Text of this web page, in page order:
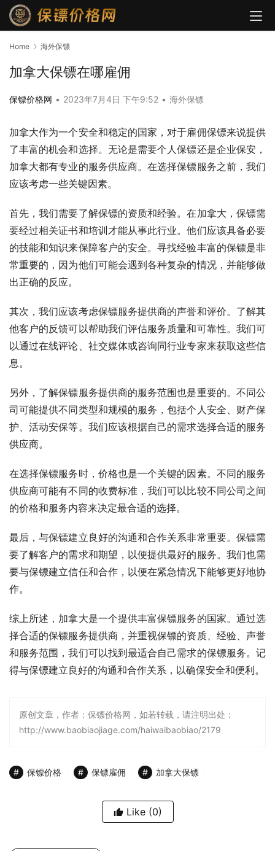
Home 海外保镖
加拿大保镖在哪雇佣
保镖价格网 • 2023年7月4日 下午9:52 • 海外保镖
加拿大作为一个安全和稳定的国家，对于雇佣保镖来说提供
了丰富的机会和选择。无论是需要个人保镖还是企业保安，
加拿大都有专业的服务供应商。在选择保镖服务之前，我们
应该考虑一些关键因素。
首先，我们需要了解保镖的资质和经验。在加拿大，保镖需
要经过相关证书和培训才能从事此行业。他们应该具备必要
的技能和知识来保障客户的安全。寻找经验丰富的保镖是非
常重要的，因为他们可能会遇到各种复杂的情况，并能够做
出正确的反应。
其次，我们应该考虑保镖服务提供商的声誉和评价。了解其
他客户的反馈可以帮助我们评估服务质量和可靠性。我们可
以通过在线评论、社交媒体或咨询同行业专家来获取这些信
息。
另外，了解保镖服务提供商的服务范围也是重要的。不同公
司可能提供不同类型和规模的服务，包括个人安全、财产保
护、活动安保等。我们应该根据自己的需求选择合适的服务
供应商。
在选择保镖服务时，价格也是一个关键的因素。不同的服务
供应商可能有不同的收费标准，我们可以比较不同公司之间
的价格和服务内容来决定最合适的选择。
最后，与保镖建立良好的沟通和合作关系非常重要。保镖需
要了解客户的需求和期望，以便提供最好的服务。我们也需
要与保镖建立信任和合作，以便在紧急情况下能够更好地协
作。
综上所述，加拿大是一个提供丰富保镖服务的国家。通过选
择合适的保镖服务提供商，并重视保镖的资质、经验、声誉
和服务范围，我们可以找到最适合自己需求的保镖服务。记
得与保镖建立良好的沟通和合作关系，以确保安全和便利。
原创文章，作者：保镖价格网，如若转载，请注明出处：
http://www.baobiaojiage.com/haiwaibaobiao/2179
保镖价格 保镖雇佣 加拿大保镖
Like (0)